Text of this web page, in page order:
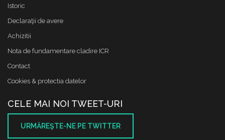
Istoric
Declaraţii de avere
Achizitii
Nota de fundamentare cladire ICR
Contact
Cookies & protectia datelor
CELE MAI NOI TWEET-URI
URMĂREŞTE-NE PE TWITTER